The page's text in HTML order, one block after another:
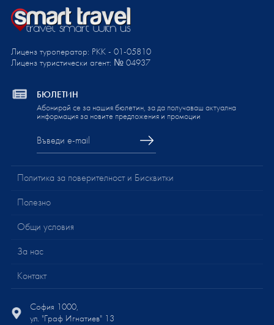
Лиценз туроператор: PKK - 01-05810
Лиценз туристически агент: № 04937
БЮЛЕТИН
Абонирай се за нашия бюлетин, за да получаваш актуална
информация за новите предложения и промоции
Политика за поверителност и Бисквитки
Полезно
Общи условия
За нас
Контакт
София 1000,
ул. "Граф Игнатиев" 13